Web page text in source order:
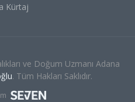
Kürtaj
ve Doğum Uzmanı Adana
. Tüm Hakları Saklıdır.